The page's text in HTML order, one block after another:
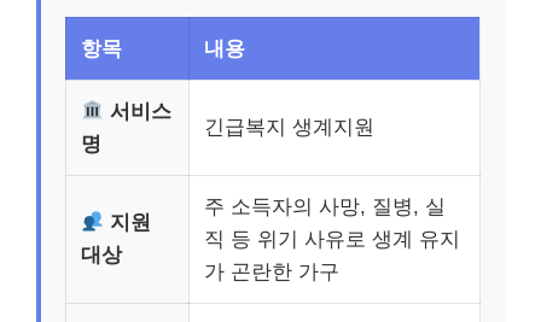
항목 내용
서비스
명
긴급복지 생계지원
지원
대상
주 소득자의 사망, 질병, 실
직 등 위기 사유로 생계 유지
가 곤란한 가구